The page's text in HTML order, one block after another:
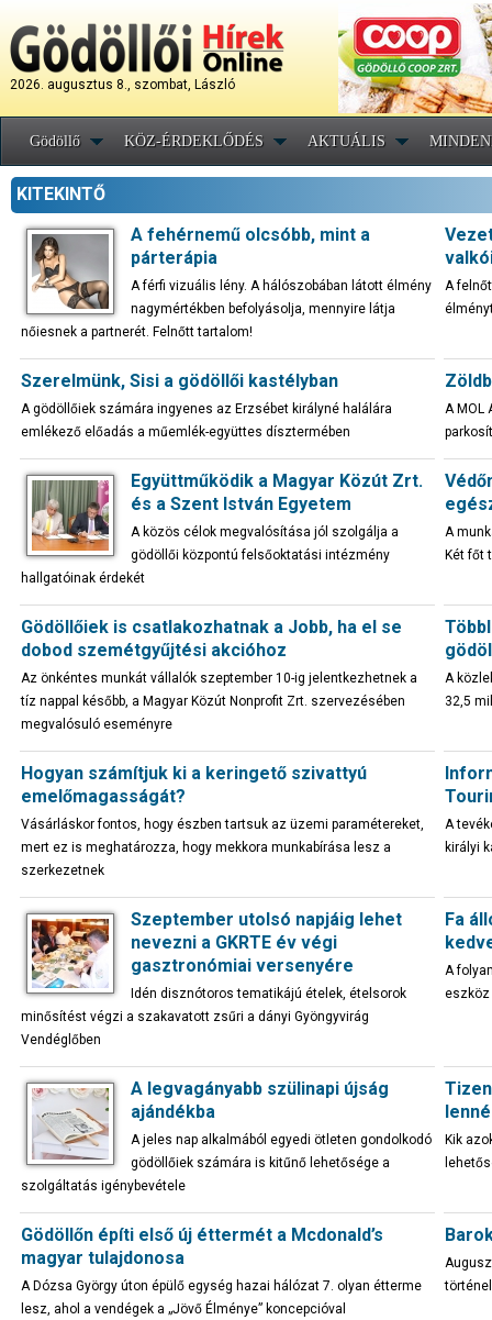
2026. augusztus 8., szombat, László
Gödöllő KÖZ-ÉRDEKLŐDÉS AKTUÁLIS
KITEKINTŐ
A fehérnemű olcsóbb, mint a
párterápia
A férfi vizuális lény. A hálószobában látott élmény
nagymértékben befolyásolja, mennyire látja
nőiesnek a partnerét. Felnőtt tartalom!
A
Szerelmünk, Sisi a gödöllői kastélyban
A gödöllőiek számára ingyenes az Erzsébet királyné halálára
emlékező előadás a műemlék-együttes dísztermében
A MOL
Együttműködik a Magyar Közút Zrt.
és a Szent István Egyetem
A közös célok megvalósítása jól szolgálja a
gödöllői központú felsőoktatási intézmény
hallgatóinak érdekét
A
Két főt
Gödöllőiek is csatlakozhatnak a Jobb, ha el se
dobod szemétgyűjtési akcióhoz
Az önkéntes munkát vállalók szeptember 10-ig jelentkezhetnek a
tíz nappal később, a Magyar Közút Nonprofit Zrt. szervezésében
megvalósuló eseményre
A
32,5
Hogyan számítjuk ki a keringető szivattyú
emelőmagasságát?
Vásárláskor fontos, hogy észben tartsuk az üzemi paramétereket,
mert ez is meghatározza, hogy mekkora munkabírása lesz a
szerkezetnek
A
királyi
Szeptember utolsó napjáig lehet
nevezni a GKRTE év végi
gasztronómiai versenyére
Idén disznótoros tematikájú ételek, ételsorok
minősítést végzi a szakavatott zsűri a dányi Gyöngyvirág
Vendéglőben
Fa
A
eszköz
A legvagányabb szülinapi újság
ajándékba
A jeles nap alkalmából egyedi ötleten gondolkodó
gödöllőiek számára is kitűnő lehetősége a
szolgáltatás igénybevétele
Kik
Gödöllőn építi első új éttermét a Mcdonald’s
magyar tulajdonosa
A Dózsa György úton épülő egység hazai hálózat 7. olyan étterme
lesz, ahol a vendégek a „Jövő Élménye” koncepcióval